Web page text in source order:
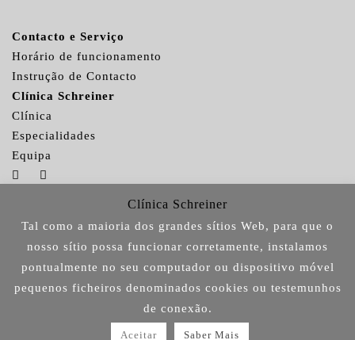
Contacto e Serviço
Horário de funcionamento
Instrução de Contacto
Clínica Schreiner
Clínica
Especialidades
Equipa
Clínica Schreiner © 2026
byGENIUM IT.Solutions
Clínica Schreiner
Tal como a maioria dos grandes sítios Web, para que o
nosso sítio possa funcionar corretamente, instalamos
pontualmente no seu computador ou dispositivo móvel
pequenos ficheiros denominados cookies ou testemunhos
de conexão.
Aceitar Saber Mais